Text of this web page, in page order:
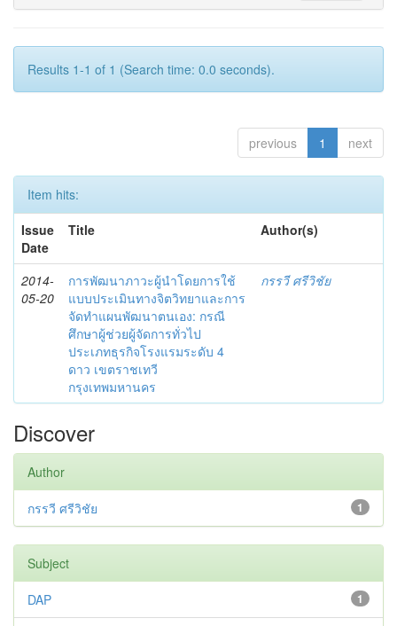
Results 1-1 of 1 (Search time: 0.0 seconds).
previous 1 next
Item hits:
Issue
Date
Title Author(s)
2014-
05-20
การพัฒนาภาวะผู้นำโดยการใช้
แบบประเมินทางจิตวิทยาและการ
จัดทำแผนพัฒนาตนเอง: กรณี
ศึกษาผู้ช่วยผู้จัดการทั่วไป
ประเภทธุรกิจโรงแรมระดับ 4
ดาว เขตราชเทวี
กรุงเทพมหานคร
กรรวี ศรีวิชัย
Discover
Author
1
กรรวี ศรีวิชัย
Subject
1
DAP